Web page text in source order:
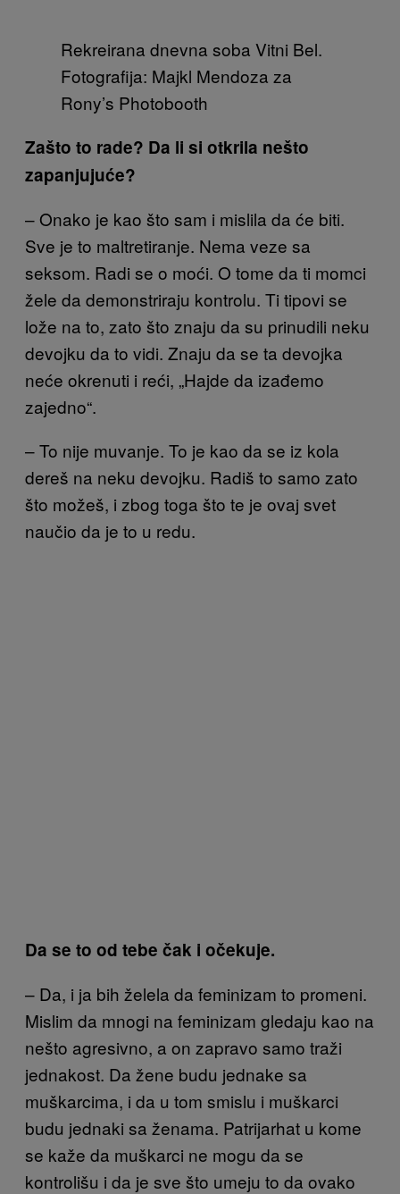
Rekreirana dnevna soba Vitni Bel.
Fotografija: Majkl Mendoza za
Rony’s Photobooth
Zašto to rade? Da li si otkrila nešto
zapanjujuće?
– Onako je kao što sam i mislila da će biti.
Sve je to maltretiranje. Nema veze sa
seksom. Radi se o moći. O tome da ti momci
žele da demonstriraju kontrolu. Ti tipovi se
lože na to, zato što znaju da su prinudili neku
devojku da to vidi. Znaju da se ta devojka
neće okrenuti i reći, „Hajde da izađemo
zajedno“.
– To nije muvanje. To je kao da se iz kola
dereš na neku devojku. Radiš to samo zato
što možeš, i zbog toga što te je ovaj svet
naučio da je to u redu.
Da se to od tebe čak i očekuje.
– Da, i ja bih želela da feminizam to promeni.
Mislim da mnogi na feminizam gledaju kao na
nešto agresivno, a on zapravo samo traži
jednakost. Da žene budu jednake sa
muškarcima, i da u tom smislu i muškarci
budu jednaki sa ženama. Patrijarhat u kome
se kaže da muškarci ne mogu da se
kontrolišu i da je sve što umeju to da ovako